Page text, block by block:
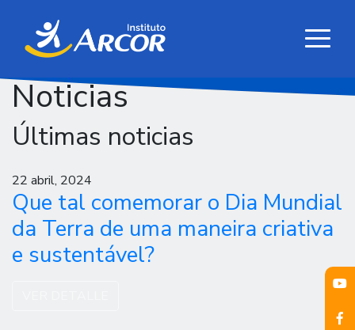
Noticias
Últimas noticias
22 abril, 2024
Que tal comemorar o Dia Mundial
da Terra de uma maneira criativa
e sustentável?